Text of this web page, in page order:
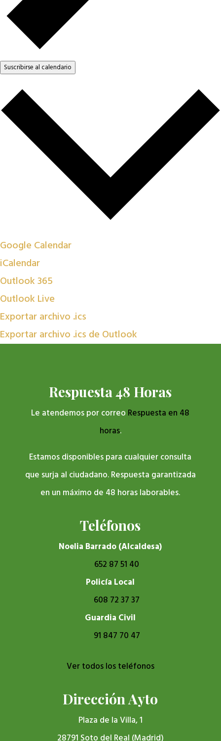
Suscribirse al calendario
Google Calendar
iCalendar
Outlook 365
Outlook Live
Exportar archivo .ics
Exportar archivo .ics de Outlook
Respuesta 48 Horas
Le atendemos por correo Respuesta en 48
horas.
Estamos disponibles para cualquier consulta
que surja al ciudadano. Respuesta garantizada
en un máximo de 48 horas laborables.
Teléfonos
Noelia Barrado (Alcaldesa)
652 87 51 40
Policía Local
608 72 37 37
Guardia Civil
91 847 70 47
Ver todos los teléfonos
Dirección Ayto
Plaza de la Villa, 1
28791 Soto del Real (Madrid)